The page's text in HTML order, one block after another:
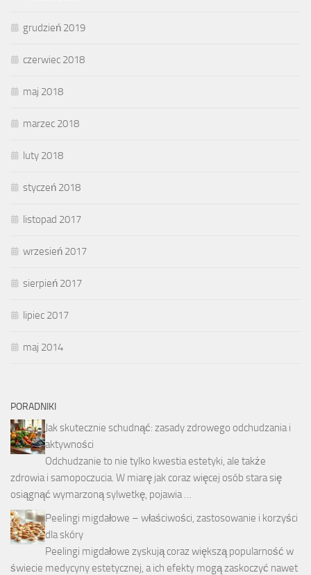
grudzień 2019
czerwiec 2018
maj 2018
marzec 2018
luty 2018
styczeń 2018
listopad 2017
wrzesień 2017
sierpień 2017
lipiec 2017
maj 2014
PORADNIKI
Jak skutecznie schudnąć: zasady zdrowego odchudzania i
aktywności
Odchudzanie to nie tylko kwestia estetyki, ale także
zdrowia i samopoczucia. W miarę jak coraz więcej osób stara się
osiągnąć wymarzoną sylwetkę, pojawia …
Peelingi migdałowe – właściwości, zastosowanie i korzyści
dla skóry
Peelingi migdałowe zyskują coraz większą popularność w
świecie medycyny estetycznej, a ich efekty mogą zaskoczyć nawet